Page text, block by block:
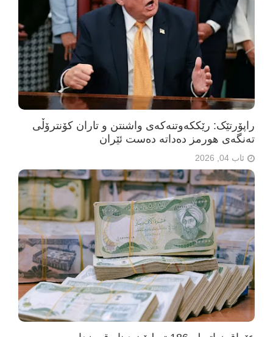
راپۆرتێک: رێککەوتنەکەی واشنتن و تاران کۆنترۆڵی
تەنگەی هورمز دەداتە دەست ئێران
ئاب 04, 2026